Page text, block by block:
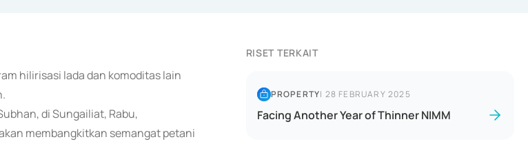
hilirisasi lada dan komoditas lain
di Sungailiat, Rabu,
membangkitkan semangat petani
RISET TERKAIT
PROPERTY| 28 FEBRUARY 2025
Facing Another Year of Thinner NIMM